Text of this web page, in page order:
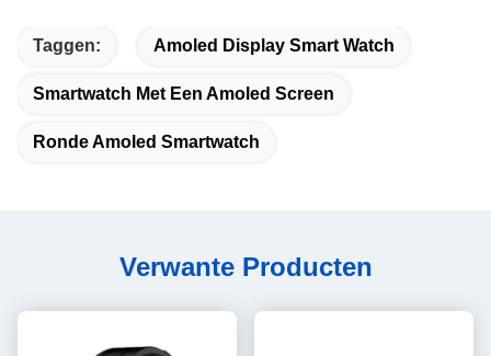
Taggen: Amoled Display Smart Watch
Smartwatch Met Een Amoled Screen
Ronde Amoled Smartwatch
Verwante Producten